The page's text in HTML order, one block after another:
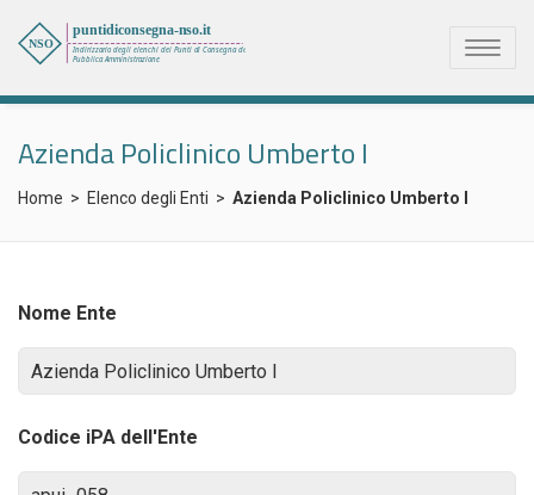
Azienda Policlinico Umberto I
Home > Elenco degli Enti > Azienda Policlinico Umberto I
Nome Ente
Codice iPA dell'Ente